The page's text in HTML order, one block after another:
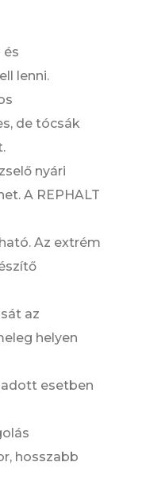
és
lenni.
de tócsák
nyári
A REPHALT
Az extrém
az
helyen
esetben
hosszabb